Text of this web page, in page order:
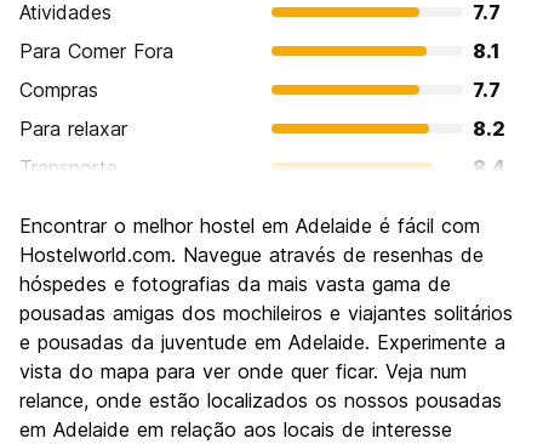
Atividades
7.7
Para Comer Fora
8.1
Compras
7.7
Para relaxar
8.2
Transporte
8.4
Cultura
7.8
Festas / vida noturna
Custo-beneficio
7.6
Encontrar o melhor hostel em Adelaide é fácil com
Hostelworld.com. Navegue através de resenhas de
hóspedes e fotografias da mais vasta gama de
pousadas amigas dos mochileiros e viajantes solitários
e pousadas da juventude em Adelaide. Experimente a
vista do mapa para ver onde quer ficar. Veja num
relance, onde estão localizados os nossos pousadas
em Adelaide em relação aos locais de interesse